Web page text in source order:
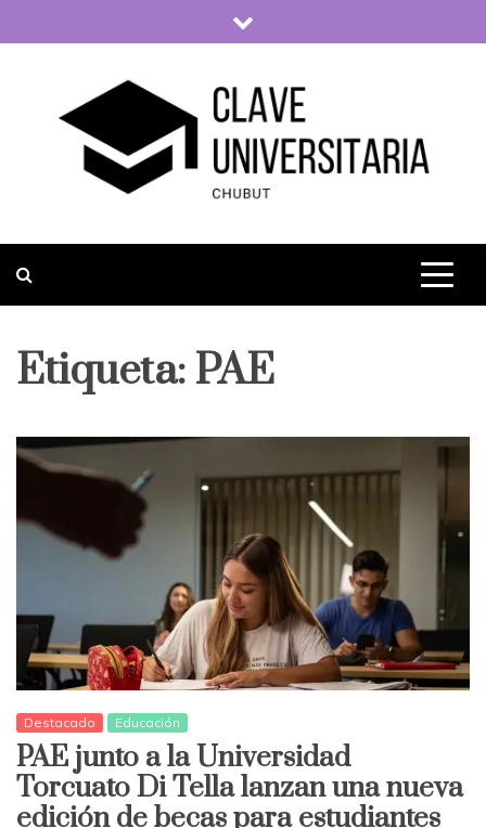
to
Clave Universitaria
Etiqueta: PAE
Destacado Educación
PAE junto a la Universidad
Torcuato Di Tella lanzan una nueva
edición de becas para estudiantes